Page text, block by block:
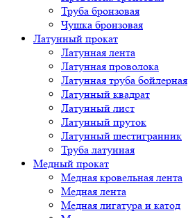
Труба бронзовая
Чушка бронзовая
Латунный прокат
Латунная лента
Латунная проволока
Латунная труба бойлерная
Латунный квадрат
Латунный лист
Латунный пруток
Латунный шестигранник
Труба латунная
Медный прокат
Медная кровельная лента
Медная лента
Медная лигатура и катод